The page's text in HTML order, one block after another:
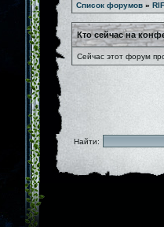
Список форумов »
Кто сейчас на
Сейчас этот форум
Найти: